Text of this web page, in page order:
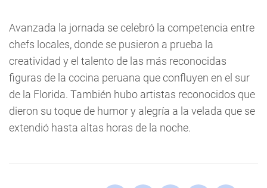
Avanzada la jornada se celebró la competencia entre
chefs locales, donde se pusieron a prueba la
creatividad y el talento de las más reconocidas
figuras de la cocina peruana que confluyen en el sur
de la Florida. También hubo artistas reconocidos que
dieron su toque de humor y alegría a la velada que se
extendió hasta altas horas de la noche.